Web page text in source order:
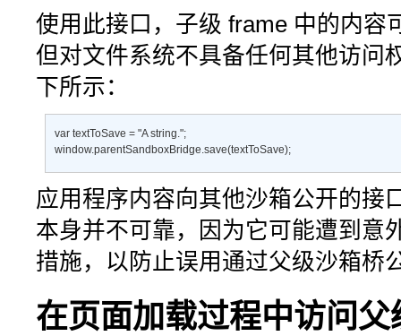
使用此接口，子级 frame 中的内容
但对文件系统不具备任何其他访问
下所示：
var textToSave = "A string.";
window.parentSandboxBridge.save(textToSave);
应用程序内容向其他沙箱公开的接
本身并不可靠，因为它可能遭到意
措施，以防止误用通过父级沙箱桥
在页面加载过程中访问父